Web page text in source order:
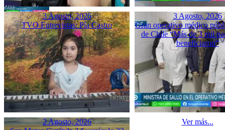
3 Agosto, 2026
TVO Entrevistas: Pía Castro
3 Agosto, 2026
Gran operativo médico
de Chile “Más de 3 mil
beneficiaron”
2 Agosto, 2026
Ver más...